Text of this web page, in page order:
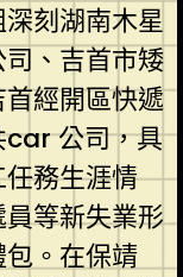
刻湖南木星
、吉首市矮
經開區快遞
car 公司，具
務生涯情
等新失業形
。在保靖